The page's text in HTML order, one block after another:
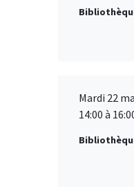
Mardi 22
14:00 à